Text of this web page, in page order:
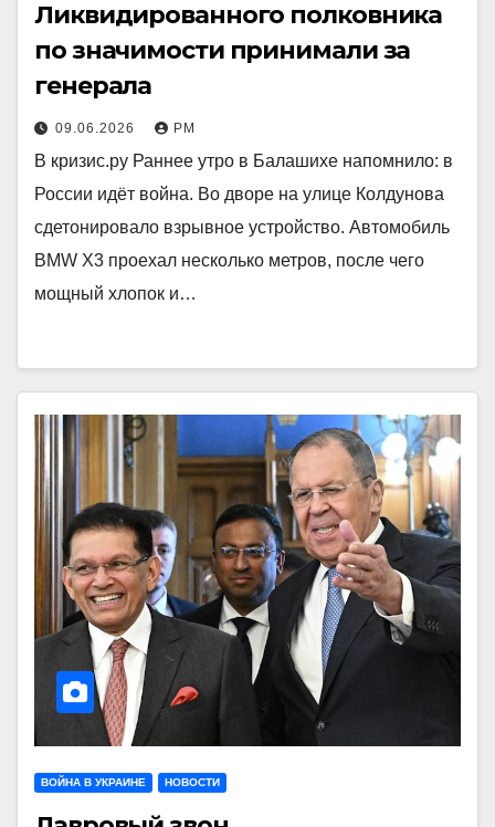
Ликвидированного полковника
по значимости принимали за
генерала
09.06.2026 РМ
В кризис.ру Раннее утро в Балашихе напомнило: в
России идёт война. Во дворе на улице Колдунова
сдетонировало взрывное устройство. Автомобиль
BMW X3 проехал несколько метров, после чего
мощный хлопок и…
ВОЙНА В УКРАИНЕ НОВОСТИ